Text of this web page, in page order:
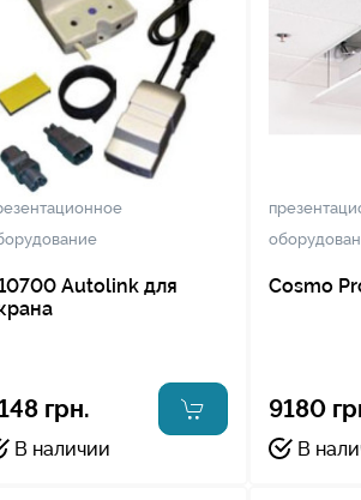
Autolink для
грн.
В наличии
Cosmo
9180
В